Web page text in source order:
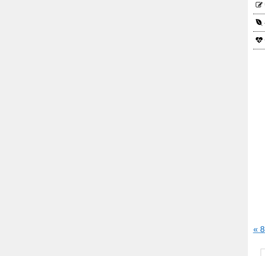
« 8